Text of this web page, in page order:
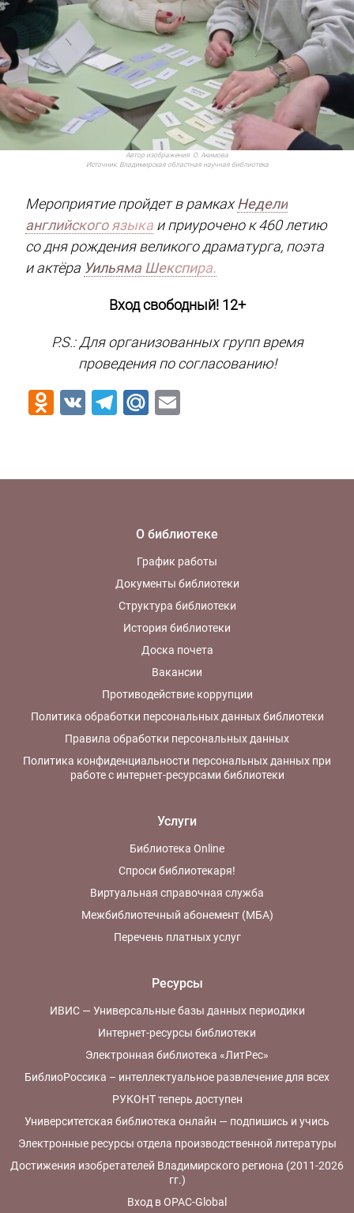
Автор изображения: О. Акимова
Источник: Владимирская областная научная библиотека
Мероприятие пройдет в рамкахНедели
английского языка и приурочено к 460 летию
со дня рождения великого драматурга, поэта
и актёра Уильяма Шекспира.
Вход свободный! 12+
P.S.: Для организованных групп время
проведения по согласованию!
Odnoklassniki
VK Telegram
Mail.Ru
О библиотеке
График работы
Документы библиотеки
Структура библиотеки
История библиотеки
Доска почета
Вакансии
Противодействие коррупции
Политика обработки персональных данных библиотеки
Правила обработки персональных данных
Политика конфиденциальности персональных данных при
работе с интернет-ресурсами библиотеки
Услуги
Библиотека Online
Спроси библиотекаря!
Виртуальная справочная служба
Межбиблиотечный абонемент (МБА)
Перечень платных услуг
Ресурсы
ИВИС — Универсальные базы данных периодики
Интернет-ресурсы библиотеки
Электронная библиотека «ЛитРес»
БиблиоРоссика – интеллектуальное развлечение для всех
РУКОНТ теперь доступен
Университетская библиотека онлайн — подпишись и учись
Электронные ресурсы отдела производственной литературы
Достижения изобретателей Владимирского региона (2011-2026
гг.)
Вход в OPAC-Global